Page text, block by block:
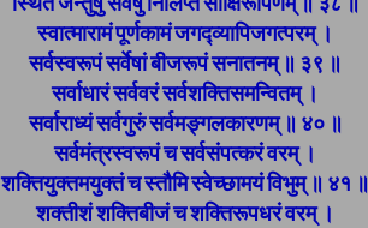
स्वात्मारामं पूर्णकामं जगद्व्यापिजगत्परम् ।
सर्वस्वरूपं सर्वेषां बीजरूपं सनातनम् ॥ ३९ ॥
सर्वाधारं सर्ववरं सर्वशक्तिसमन्वितम् ।
सर्वाराध्यं सर्वगुरुं सर्वमङ्गलकारणम् ॥ ४० ॥
सर्वमंत्रस्वरूपं च सर्वसंपत्करं वरम् ।
शक्तियुक्तमयुक्तं च स्तौमि स्वेच्छामयं विभुम् ॥ ४१ ॥
शक्तीशं शक्तिबीजं च शक्तिरूपधरं वरम् ।